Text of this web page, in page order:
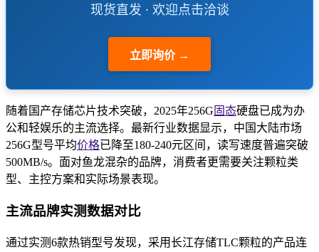
现货直发 · 欢迎点击洽谈
立即询价 →
随着国产存储芯片技术突破，2025年256G 固态硬盘已成为办
公和轻娱乐的主流选择。最新行业数据显示，中国大陆市场
256G型号平均价格已降至180-240元区间，读写速度普遍突破
500MB/s。面对鱼龙混杂的品牌，消费者更需要关注颗粒类
型、主控方案和实际场景表现。
主流品牌实测数据对比
通过实测6款热销型号发现，采用长江存储TLC颗粒的产品连